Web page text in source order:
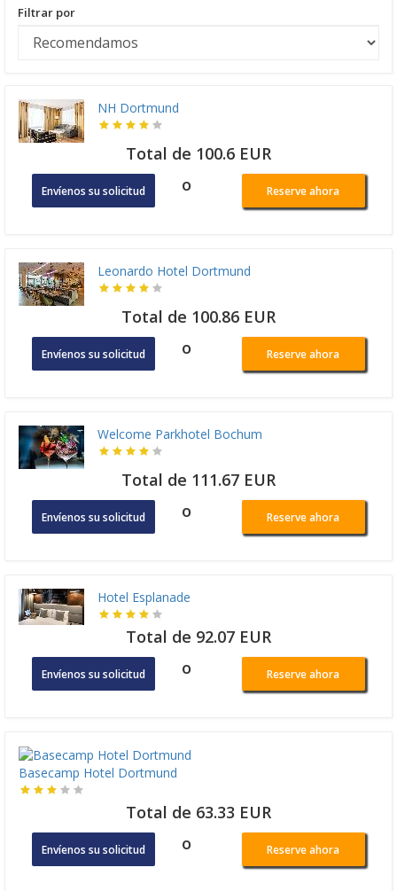
Filtrar por
NH Dortmund
Total de 100.6 EUR
Envíenos su solicitud o Reserve ahora
Leonardo Hotel Dortmund
Total de 100.86 EUR
Envíenos su solicitud o Reserve ahora
Welcome Parkhotel Bochum
Total de 111.67 EUR
Envíenos su solicitud o Reserve ahora
Hotel Esplanade
Total de 92.07 EUR
Envíenos su solicitud o Reserve ahora
Basecamp Hotel Dortmund
Total de 63.33 EUR
Envíenos su solicitud o Reserve ahora